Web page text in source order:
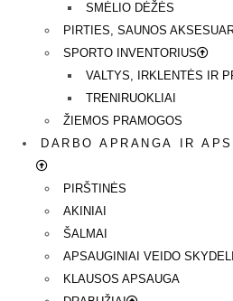
SMĖLIO DĖŽĖS
PIRTIES, SAUNOS
SPORTO INVENTORIUS
VALTYS, IRKLENTĖS IR
TRENIRUOKLIAI
ŽIEMOS PRAMOGOS
DARBO APRANGA IR
PIRŠTINĖS
AKINIAI
ŠALMAI
APSAUGINIAI VEIDO
KLAUSOS APSAUGA